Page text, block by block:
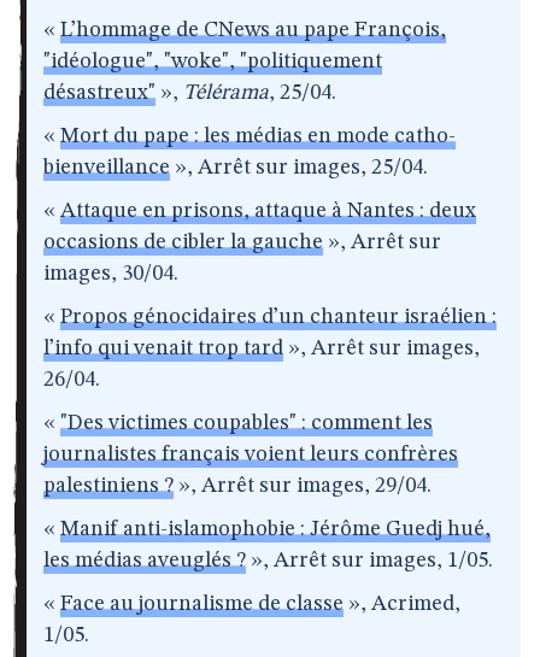
« L’hommage de CNews au pape François,
"idéologue", "woke", "politiquement
désastreux" », Télérama, 25/04.
« Mort du pape : les médias en mode catho-
bienveillance », Arrêt sur images, 25/04.
« Attaque en prisons, attaque à Nantes : deux
occasions de cibler la gauche », Arrêt sur
images, 30/04.
« Propos génocidaires d’un chanteur israélien :
l’info qui venait trop tard », Arrêt sur images,
26/04.
« "Des victimes coupables" : comment les
journalistes français voient leurs confrères
palestiniens ? », Arrêt sur images, 29/04.
« Manif anti-islamophobie : Jérôme Guedj hué,
les médias aveuglés ? », Arrêt sur images, 1/05.
« Face au journalisme de classe », Acrimed,
1/05.